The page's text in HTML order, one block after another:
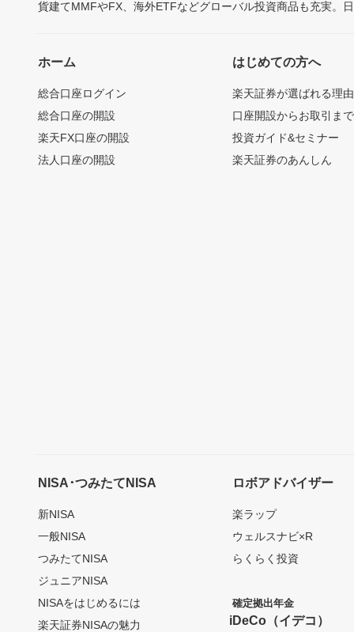
貨建てMMFやFX、海外ETFなどグローバル投資商品も充実。
ホーム
総合口座ログイン
総合口座の開設
楽天FX口座の開設
法人口座の開設
はじめての方へ
楽天証券が選ばれる理由
口座開設からお取引ま
投資ガイド&セミナー
楽天証券のあんしん
NISA･つみたてNISA
新NISA
一般NISA
つみたてNISA
ジュニアNISA
NISAをはじめるには
楽天証券NISAの魅力
ロボアドバイザー
楽ラップ
ウェルスナビ×R
らくらく投資
確定拠出年金
iDeCo（イデコ）